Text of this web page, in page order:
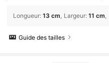
Longueur: 13 cm Largeur: 11 cm
Guide des tailles